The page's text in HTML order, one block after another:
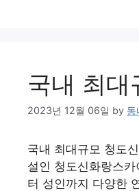
국내 최대
2023년 12월 06일 by 동
국내 최대규모 청도
설인 청도신화랑스
터 성인까지 다양한